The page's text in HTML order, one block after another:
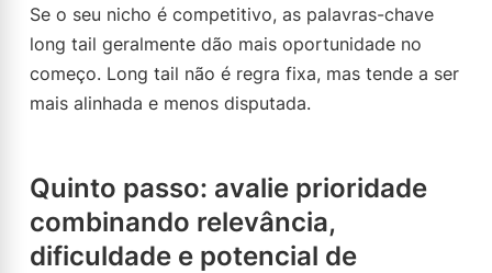
Se o seu nicho é competitivo, as palavras-chave
long tail geralmente dão mais oportunidade no
começo. Long tail não é regra fixa, mas tende a ser
mais alinhada e menos disputada.
Quinto passo: avalie prioridade
combinando relevância,
dificuldade e potencial de